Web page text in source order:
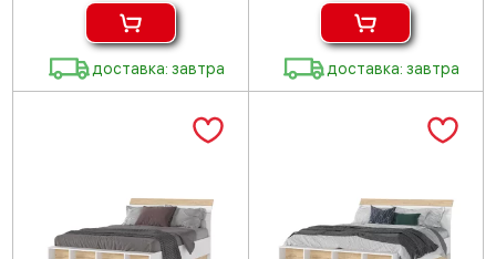
доставка: завтра доставка: завтра